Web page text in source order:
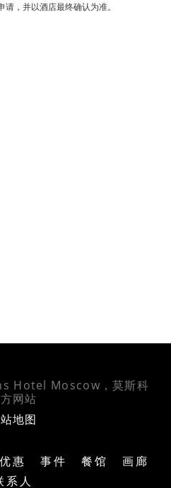
，并以酒店最终确认为准。
Hotel Moscow，莫斯科
网站
地图
优惠 事件 餐馆
画廊
系人